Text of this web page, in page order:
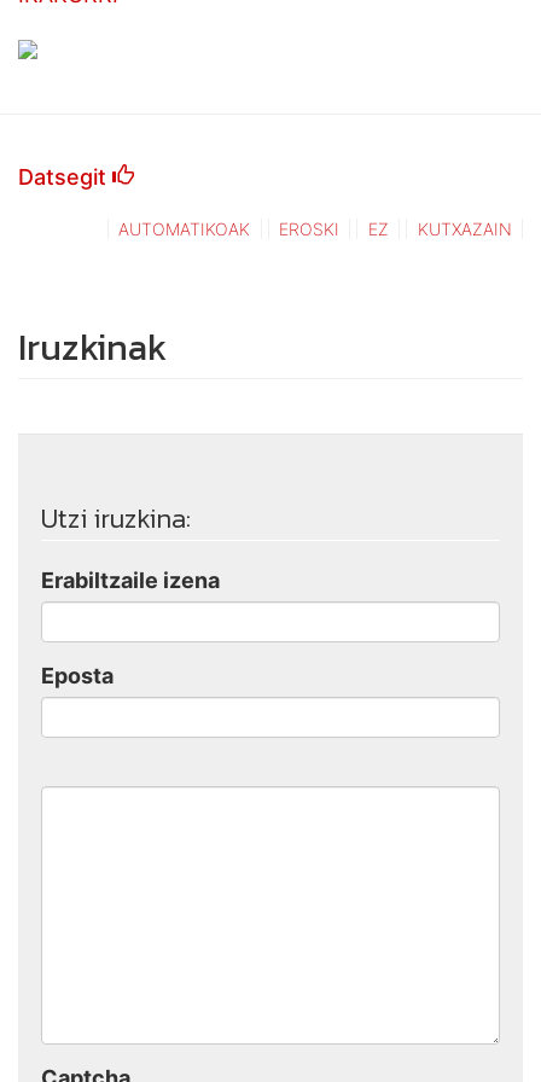
Datsegit
AUTOMATIKOAK EROSKI EZ KUTXAZAIN
Iruzkinak
Utzi iruzkina:
Erabiltzaile izena
Eposta